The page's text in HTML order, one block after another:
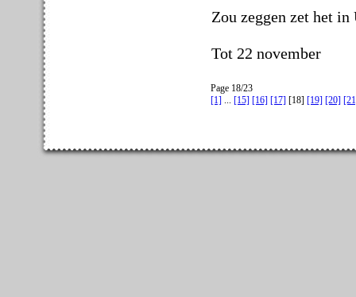
Zou zeggen zet het in
Tot 22 november
Page 18/23
[1]
[15] [16] [17] [18] [19] [20]